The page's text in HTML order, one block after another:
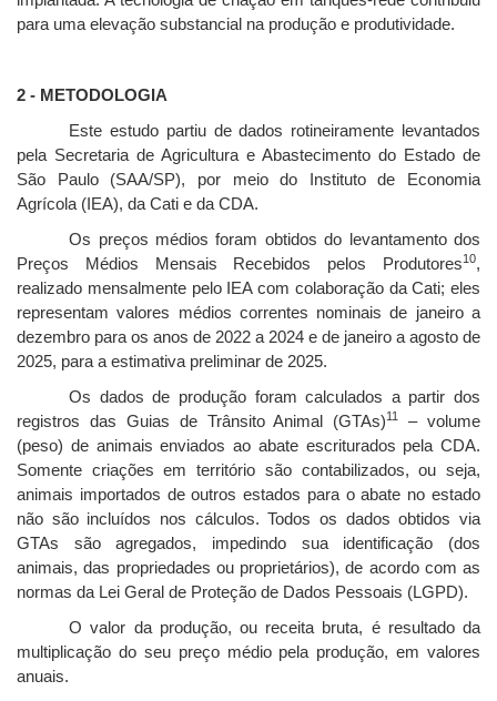
para uma elevação substancial na produção e produtividade.
2 - METODOLOGIA
Este estudo partiu de dados rotineiramente levantados
pela Secretaria de Agricultura e Abastecimento do Estado de
São Paulo (SAA/SP), por meio do Instituto de Economia
Agrícola (IEA), da Cati e da CDA.
Os preços médios foram obtidos do levantamento dos
Preços Médios Mensais Recebidos pelos Produtores10,
realizado mensalmente pelo IEA com colaboração da Cati; eles
representam valores médios correntes nominais de janeiro a
dezembro para os anos de 2022 a 2024 e de janeiro a agosto de
2025, para a estimativa preliminar de 2025.
Os dados de produção foram calculados a partir dos
registros das Guias de Trânsito Animal (GTAs)11
– volume
(peso) de animais enviados ao abate escriturados pela CDA.
Somente criações em território são contabilizados, ou seja,
animais importados de outros estados para o abate no estado
não são incluídos nos cálculos. Todos os dados obtidos via
GTAs são agregados, impedindo sua identificação (dos
animais, das propriedades ou proprietários), de acordo com as
normas da Lei Geral de Proteção de Dados Pessoais (LGPD).
O valor da produção, ou receita bruta, é resultado da
multiplicação do seu preço médio pela produção, em valores
anuais.